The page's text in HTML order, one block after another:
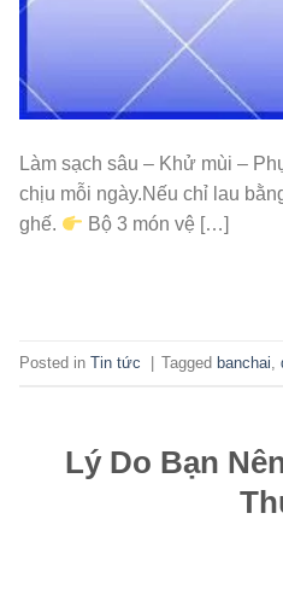
Làm sạch sâu – Khử mùi –
chịu mỗi ngày.Nếu chỉ lau
ghế.
Bộ 3 món vệ […]
Posted in Tin tức Tagged banchai
Lý Do Bạn